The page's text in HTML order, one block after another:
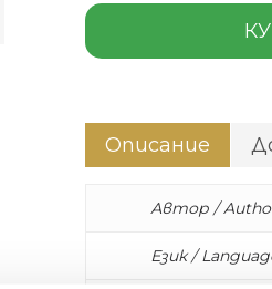
Описание
Автор /
Език /